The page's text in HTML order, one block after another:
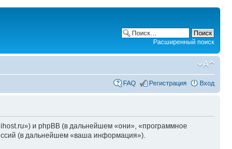
Расширенный поиск
FAQ Регистрация Вход
и phpBB (в дальнейшем «они», «программное
(в дальнейшем «ваша информация»).